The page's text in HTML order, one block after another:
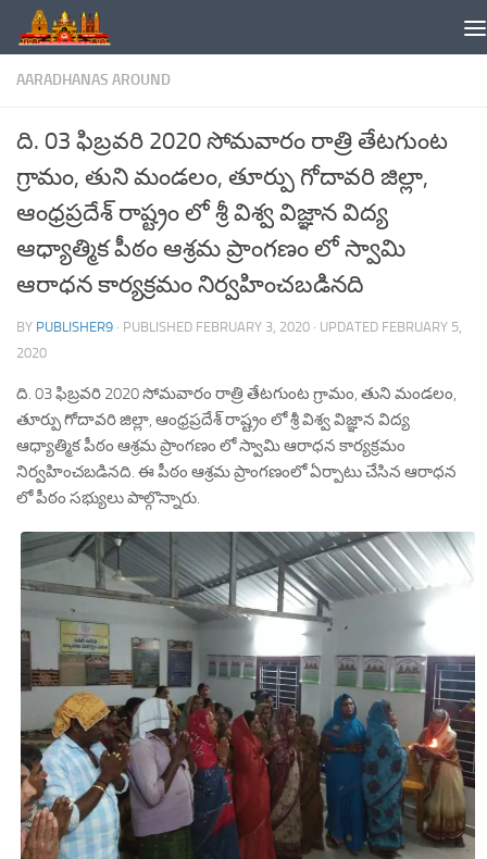
Skip to content
AARADHANAS AROUND
ది. 03 ఫిబ్రవరి 2020 సోమవారం రాత్రి తేటగుంట
గ్రామం, తుని మండలం, తూర్పు గోదావరి జిల్లా,
ఆంధ్రప్రదేశ్ రాష్ట్రం లో శ్రీ విశ్వ విజ్ఞాన విద్య
ఆధ్యాత్మిక పీఠం ఆశ్రమ ప్రాంగణం లో స్వామి
ఆరాధన కార్యక్రమం నిర్వహించబడినది
BY PUBLISHER9 · PUBLISHED FEBRUARY 3, 2020 · UPDATED FEBRUARY 5,
2020
ది. 03 ఫిబ్రవరి 2020 సోమవారం రాత్రి తేటగుంట గ్రామం, తుని మండలం,
తూర్పు గోదావరి జిల్లా, ఆంధ్రప్రదేశ్ రాష్ట్రం లో శ్రీ విశ్వ విజ్ఞాన విద్య
ఆధ్యాత్మిక పీఠం ఆశ్రమ ప్రాంగణం లో స్వామి ఆరాధన కార్యక్రమం
నిర్వహించబడినది. ఈ పీఠం ఆశ్రమ ప్రాంగణంలో ఏర్పాటు చేసిన ఆరాధన
లో పీఠం సభ్యులు పాల్గొన్నారు.